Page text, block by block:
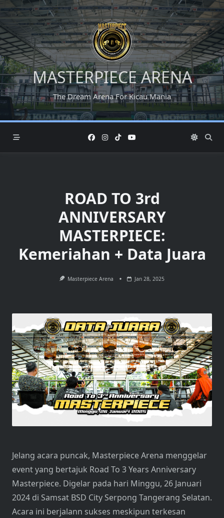
Skip
to
content
MASTERPIECE ARENA
The Dream Arena For Kicau Mania
ROAD TO 3rd
ANNIVERSARY
MASTERPIECE:
Kemeriahan + Data Juara
Masterpiece Arena Jan 28, 2025
Jelang acara puncak, Masterpiece Arena menggelar
event yang bertajuk Road To 3 Years Anniversary
Masterpiece. Digelar pada hari Minggu, 26 Januari
2024 di Samsat BSD City Serpong Tangerang Selatan.
Acara ini berjalann sukses meskipun terkesan